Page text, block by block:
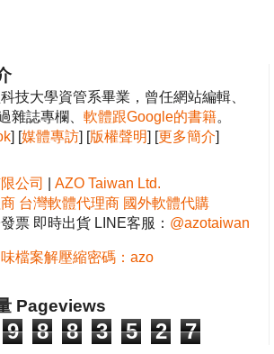
技大學資管系畢業，曾任網站編輯、
雜誌專欄、 軟體跟Google的書籍。
] [媒體專訪] [版權聲明] [更多簡介]
公司
AZO Taiwan Ltd.
台灣軟體代理商 國外軟體代購
票 即時出貨 LINE客服： @azotaiwan
檔案解壓縮密碼：azo
Pageviews
9 8 8 3 5 2 7